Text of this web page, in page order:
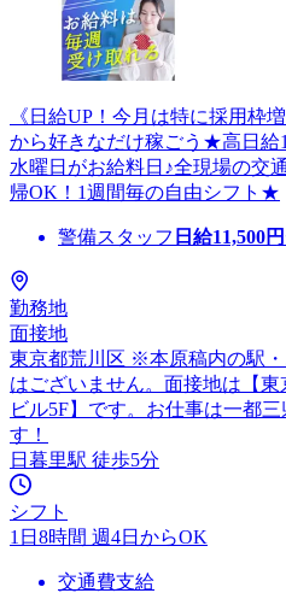
《日給UP！今月は特に採用枠
から好きなだけ稼ごう★高日給
水曜日がお給料日♪全現場の交
帰OK！1週間毎の自由シフト★
警備スタッフ 日給11,500
勤務地
面接地
東京都荒川区 ※本原稿内の駅
はございません。面接地は【
ビル5F】です。お仕事は一都
す！
日暮里駅 徒歩5分
シフト
1日8時間 週4日からOK
交通費支給